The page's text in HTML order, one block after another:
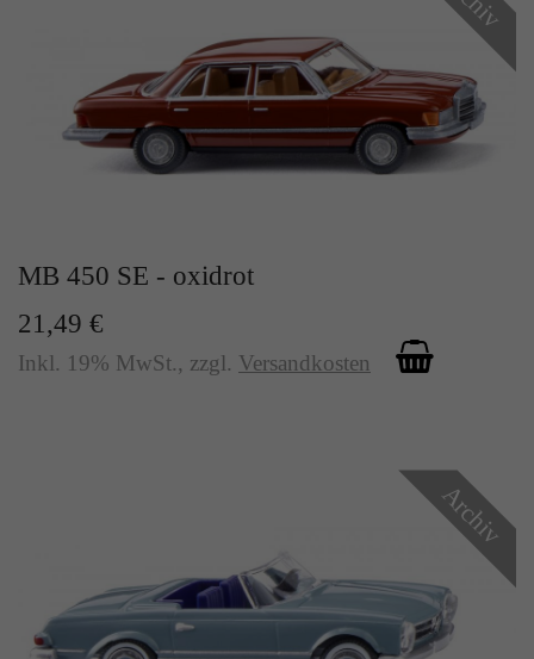
MB 450 SE - oxidrot
21,49 €
Inkl. 19% MwSt., zzgl. Versandkosten
Archiv